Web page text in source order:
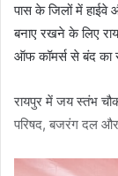
पास के जिलों में हाईवे
बनाए रखने के लिए
ऑफ कॉमर्स से बंद का
रायपुर में जय स्तंभ
परिषद, बजरंग दल और